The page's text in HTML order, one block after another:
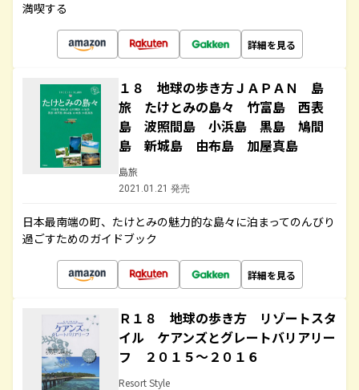
満喫する
詳細を見る
１８ 地球の歩き方ＪＡＰＡＮ 島
旅 たけとみの島々 竹富島 西表
島 波照間島 小浜島 黒島 鳩間
島 新城島 由布島 加屋真島
島旅
2021.01.21 発売
日本最南端の町、たけとみの魅力的な島々に泊まってのんびり
過ごすためのガイドブック
詳細を見る
Ｒ１８ 地球の歩き方 リゾートスタ
イル ケアンズとグレートバリアリー
フ ２０１５～２０１６
Resort Style